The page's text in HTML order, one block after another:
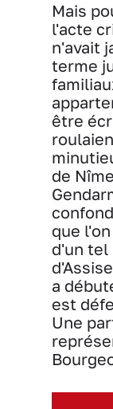
Mais
l'acte
n'avait
terme
être
de
que
d'un tel
a
est
Une